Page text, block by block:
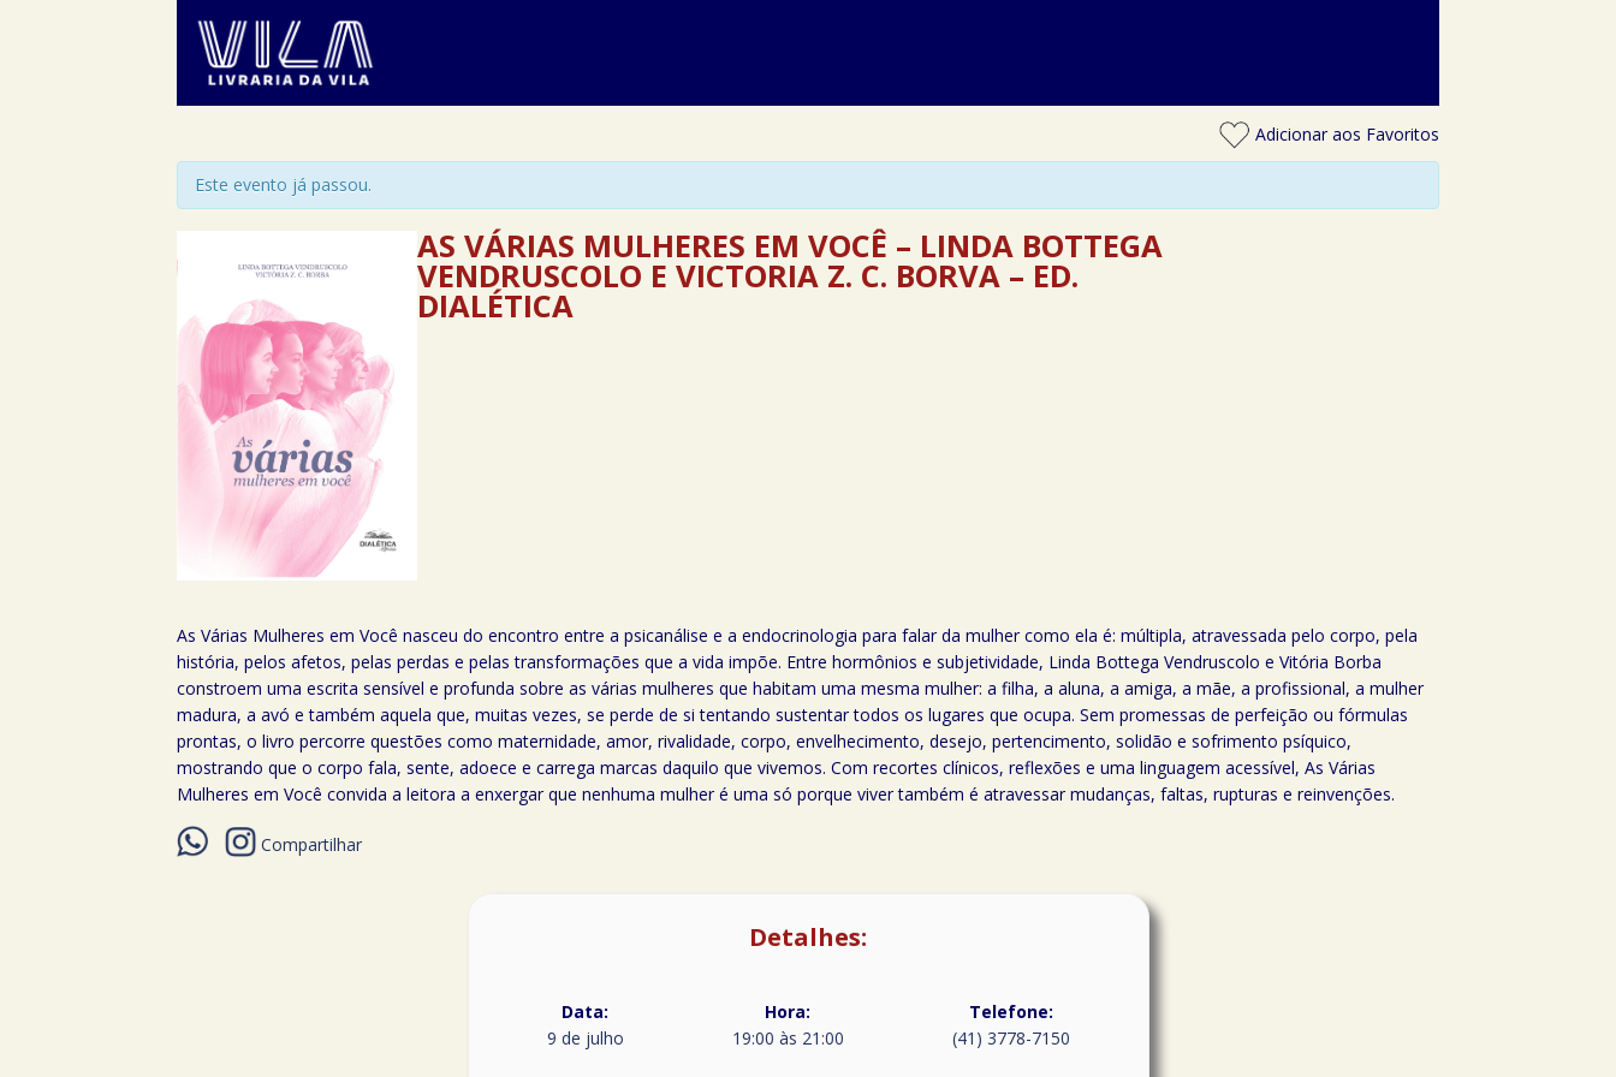
Adicionar aos Favoritos
Este evento já passou.
AS VÁRIAS MULHERES EM VOCÊ – LINDA BOTTEGA
VENDRUSCOLO E VICTORIA Z. C. BORVA – ED.
DIALÉTICA
As Várias Mulheres em Você nasceu do encontro entre a psicanálise e a endocrinologia para falar da mulher como ela é: múltipla, atravessada pelo corpo, pela
história, pelos afetos, pelas perdas e pelas transformações que a vida impõe. Entre hormônios e subjetividade, Linda Bottega Vendruscolo e Vitória Borba
constroem uma escrita sensível e profunda sobre as várias mulheres que habitam uma mesma mulher: a filha, a aluna, a amiga, a mãe, a profissional, a mulher
madura, a avó e também aquela que, muitas vezes, se perde de si tentando sustentar todos os lugares que ocupa. Sem promessas de perfeição ou fórmulas
prontas, o livro percorre questões como maternidade, amor, rivalidade, corpo, envelhecimento, desejo, pertencimento, solidão e sofrimento psíquico,
mostrando que o corpo fala, sente, adoece e carrega marcas daquilo que vivemos. Com recortes clínicos, reflexões e uma linguagem acessível, As Várias
Mulheres em Você convida a leitora a enxergar que nenhuma mulher é uma só porque viver também é atravessar mudanças, faltas, rupturas e reinvenções.
Compartilhar
Detalhes:
Data:
9 de julho
Hora:
19:00 às 21:00
Telefone:
(41) 3778-7150